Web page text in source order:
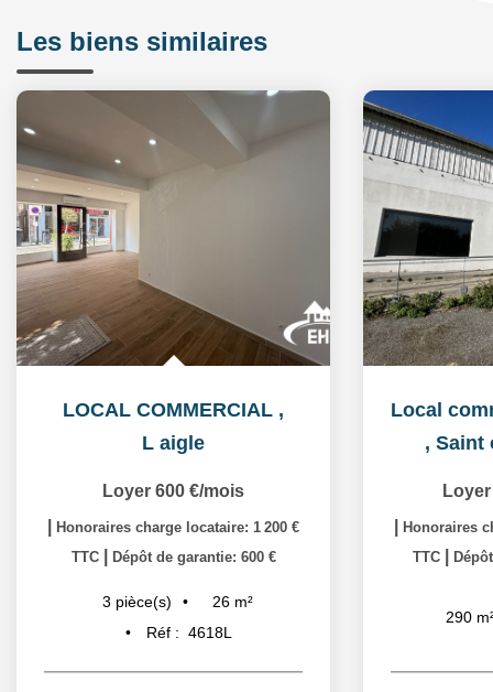
Les biens similaires
LOCAL COMMERCIAL ,
L aigle
Loyer 600 €/mois
Honoraires charge locataire: 1 200 €
TTC
Dépôt de garantie: 600 €
3 pièce(s) 26 m²
Réf : 4618L
, Saint
Honoraires
TTC
290